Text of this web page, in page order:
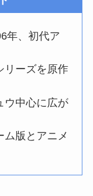
年、初代ア
リーズを原作
ウ中心に広が
ム版とアニメ